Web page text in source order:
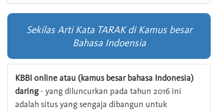
Sekilas Arti Kata TARAK di Kamus besar
Bahasa Indoensia
KBBI online atau (kamus besar bahasa Indonesia)
daring- yang diluncurkan pada tahun 2016 ini
adalah situs yang sengaja dibangun untuk